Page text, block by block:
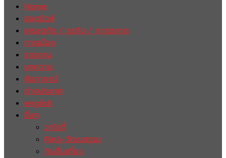
Home
ฮอตนิวส์
เศรษฐกิจ / ธุรกิจ / การตลาด
การเมือง
รายงาน
บทความ
สัมภาษณ์
ต่างประเทศ
english
อื่นๆ
วาไรตี้
ศิลปะ-วัฒนธรรม
กินดื่มเที่ยว